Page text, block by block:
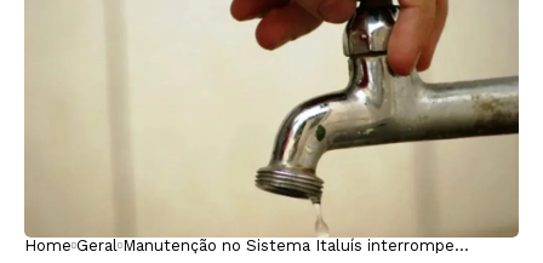
Home Geral Manutenção no Sistema Italuís interrompe